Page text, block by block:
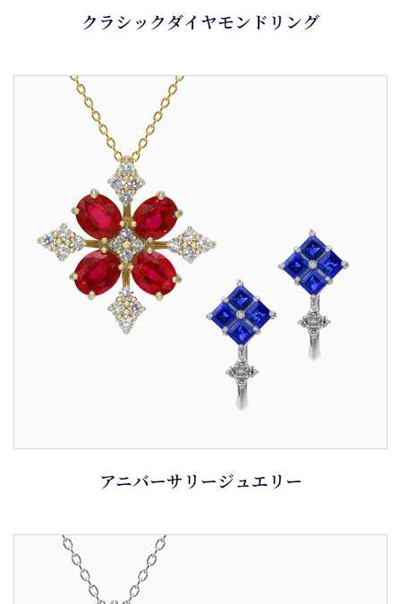
クラシックダイヤモンドリング
アニバーサリージュエリー